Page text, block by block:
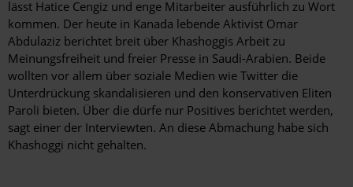
lässt Hatice Cengiz und enge Mitarbeiter ausführlich zu Wort
kommen. Der heute in Kanada lebende Aktivist Omar
Abdulaziz berichtet breit über Khashoggis Arbeit zu
Meinungsfreiheit und freier Presse in Saudi-Arabien. Beide
wollten vor allem über soziale Medien wie Twitter die
Unterdrückung skandalisieren und den konservativen Eliten
Paroli bieten. Über die dürfe nur Positives berichtet werden,
sagt einer der Interviewten. An diese Abmachung habe sich
Khashoggi nicht gehalten.